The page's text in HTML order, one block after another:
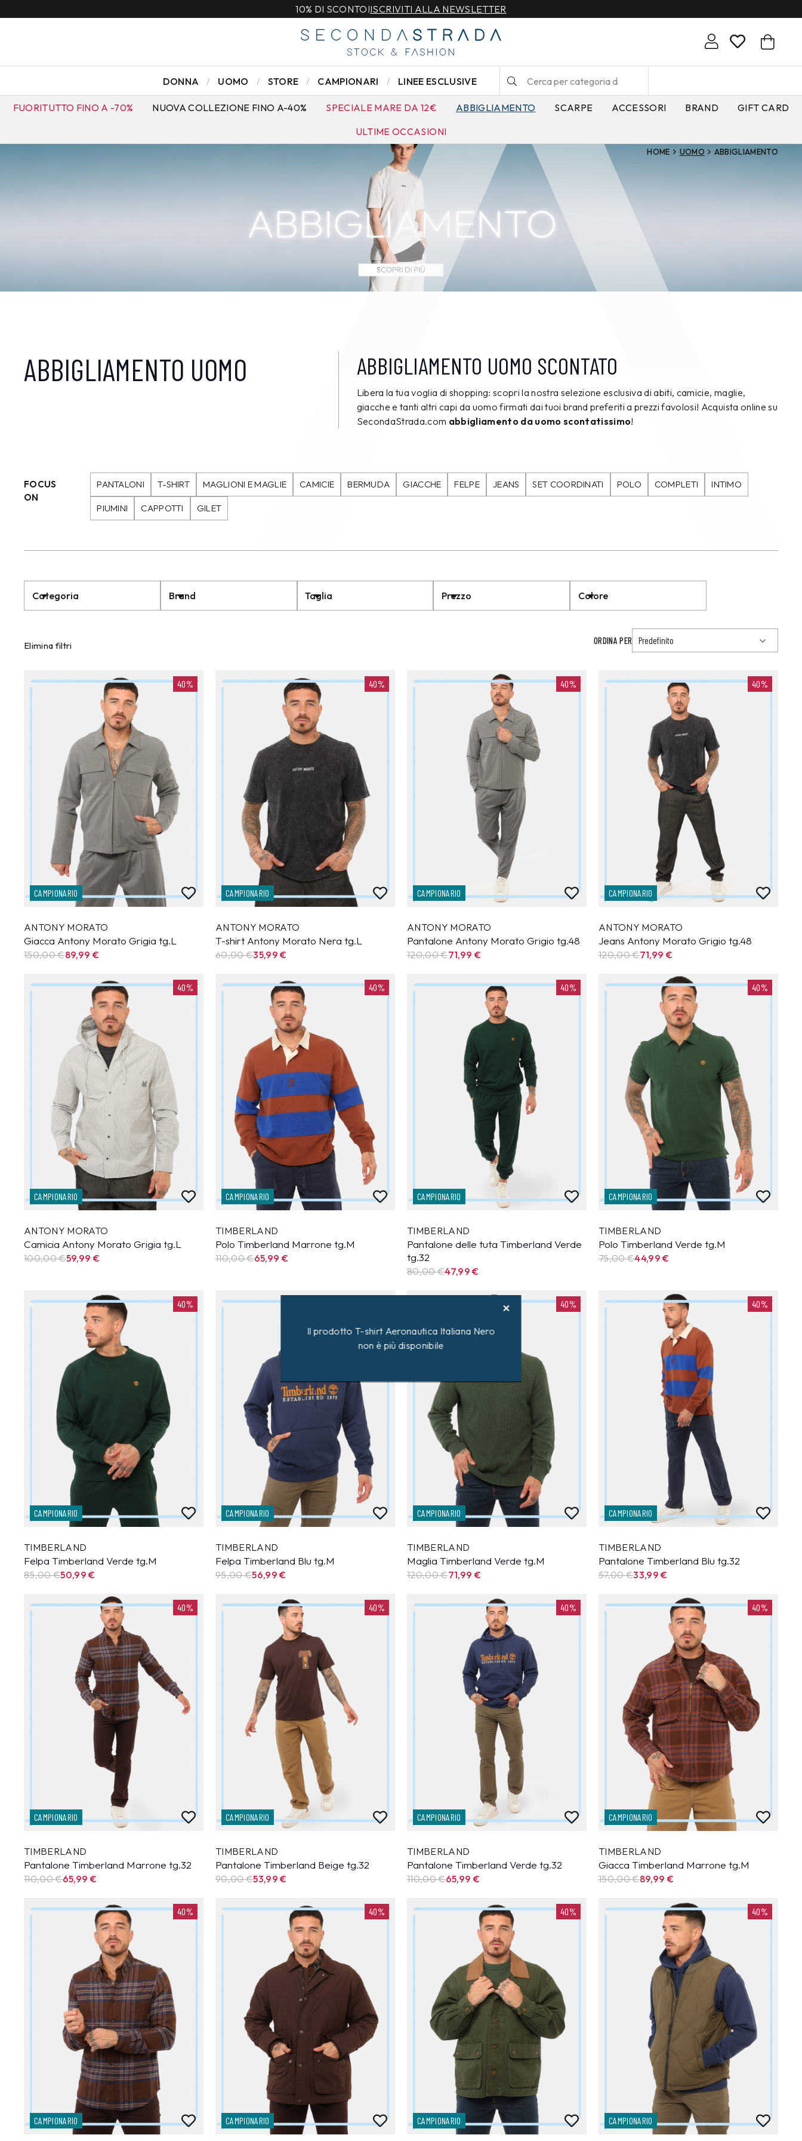
DONNA UOMO
FUORITUTTO FINO A -70% NUOVA COLLEZIONE FINO A-40% SPECIALE MARE DA 12€ ABBIGLIAMENTO SCARPE ACCESSORI BRAND
GIFT CARD
ULTIME OCCASIONI
STORE CAMPIONARI LINEE ESCLUSIVE
HOME UOMO ABBIGLIAMENTO
ABBIGLIAMENTO UOMO ABBIGLIAMENTO UOMO SCONTATO
Libera la tua voglia di shopping: scopri la nostra selezione esclusiva di abiti, camicie, maglie,
giacche e tanti altri capi da uomo firmati dai tuoi brand preferiti a prezzi favolosi! Acquista online su
SecondaStrada.com abbigliamento da uomo scontatissimo!
FOCUS
ON
PANTALONI T-SHIRT MAGLIONI E MAGLIE CAMICIE BERMUDA GIACCHE FELPE JEANS SET COORDINATI POLO COMPLETI INTIMO
PIUMINI CAPPOTTI GILET
Categoria Brand Taglia Prezzo Colore
Elimina filtri ORDINA PER
40%
CAMPIONARIO
ANTONY MORATO
Giacca Antony Morato Grigia tg.L
150,00 €89,99 €
40%
CAMPIONARIO
ANTONY MORATO
T-shirt Antony Morato Nera tg.L
60,00 €35,99€
40%
CAMPIONARIO
ANTONY MORATO
Pantalone Antony Morato Grigio tg.48
120,00 €71,99 €
40%
CAMPIONARIO
ANTONY MORATO
Jeans Antony Morato Grigio tg.48
120,00 €71,99 €
40%
CAMPIONARIO
ANTONY MORATO
Camicia Antony Morato Grigia tg.L
100,00 €59,99 €
40%
CAMPIONARIO
TIMBERLAND
Polo Timberland Marrone tg.M
110,00 €65,99 €
40%
CAMPIONARIO
TIMBERLAND
Pantalone delle tuta Timberland Verde
tg.32
80,00 €47,99€
40%
CAMPIONARIO
TIMBERLAND
Polo Timberland Verde tg.M
75,00 €44,99€
40%
CAMPIONARIO
TIMBERLAND
Felpa Timberland Verde tg.M
85,00 €50,99€
CAMPIONARIO
TIMBERLAND
Felpa Timberland Blu tg.M
95,00 €56,99€
40%
CAMPIONARIO
TIMBERLAND
Maglia Timberland Verde tg.M
120,00 €71,99 €
40%
CAMPIONARIO
TIMBERLAND
Pantalone Timberland Blu tg.32
57,00 €33,99€
40%
CAMPIONARIO
TIMBERLAND
Pantalone Timberland Marrone tg.32
110,00 €65,99 €
40%
CAMPIONARIO
TIMBERLAND
Pantalone Timberland Beige tg.32
90,00 €53,99€
40%
CAMPIONARIO
TIMBERLAND
Pantalone Timberland Verde tg.32
110,00 €65,99 €
40%
CAMPIONARIO
TIMBERLAND
Giacca Timberland Marrone tg.M
150,00 €89,99 €
40%
CAMPIONARIO
40%
CAMPIONARIO
40%
CAMPIONARIO
40%
CAMPIONARIO
Il prodotto T-shirt Aeronautica Italiana Nero
non è più disponibile